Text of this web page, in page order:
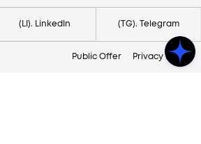
(LI). LinkedIn (TG). Telegram
Public Offer Privacy Policy